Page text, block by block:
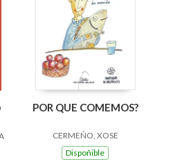
POR QUE COMEMOS?
CERMEÑO, XOSE
Dispoñible